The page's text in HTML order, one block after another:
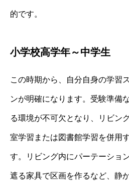
的です。
小学校高学年～中学生
この時期から、自分自身の学習
ンが明確になります。受験準備
る環境が不可欠となり、リビン
室学習または図書館学習を併用
す。リビング内にパーテーショ
遮る家具で区画を作るなど、静